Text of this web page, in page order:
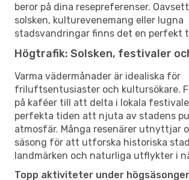
beror på dina resepreferenser.
solsken, kulturevenemang eller lugna
stadsvandringar finns det en perfekt
Högtrafik: Solsken, festivaler
Varma vädermånader är idealiska för
friluftsentusiaster och kultursökare.
på kaféer till att delta i lokala
perfekta tiden att njuta av stadens
atmosfär. Många resenärer utnyttjar
säsong för att utforska historiska
landmärken och naturliga utflykter i
Topp aktiviteter under